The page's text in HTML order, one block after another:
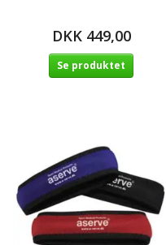
DKK 449,00
Se produktet